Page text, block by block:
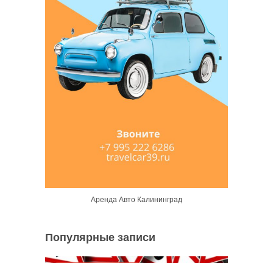
Аренда Авто Калининград
Популярные записи